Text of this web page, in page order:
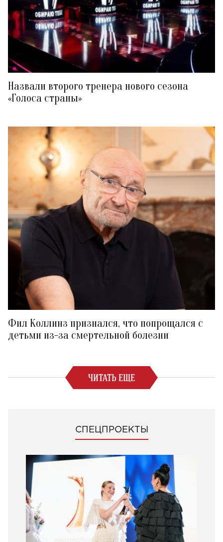
Назвали второго тренера нового сезона
«Голоса страны»
Фил Коллинз признался, что попрощался с
детьми из-за смертельной болезни
ЧИТАТЬ ЕЩЕ
СПЕЦПРОЕКТЫ